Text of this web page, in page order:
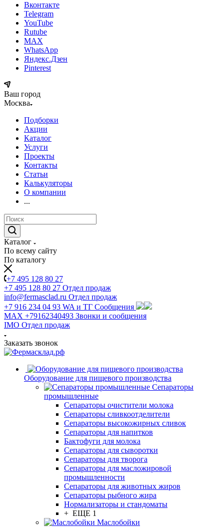
Вконтакте
Telegram
YouTube
Rutube
MAX
WhatsApp
Яндекс.Дзен
Pinterest
Ваш город
Москва
Подборки
Акции
Каталог
Услуги
Проекты
Контакты
Статьи
Калькуляторы
О компании
...
Каталог
По всему сайту
По каталогу
+7 495 128 80 27
+7 495 128 80 27 Отдел продаж
info@fermasclad.ru Отдел продаж
+7 916 234 04 93 WA и ТГ Сообщения
MAX +79162340493 Звонки и сообщения
IMO Отдел продаж
Заказать звонок
Оборудование для пищевого производства
Сепараторы
промышленные
Сепараторы очистители молока
Сепараторы сливкоотделители
Сепараторы высокожирных сливок
Сепараторы для напитков
Бактофуги для молока
Сепараторы для сыворотки
Сепараторы для творога
Сепараторы для масложировой
промышленности
Сепараторы для животных жиров
Сепараторы рыбного жира
Нормализаторы и стандоматы
+ ЕЩЕ 1
Маслобойки